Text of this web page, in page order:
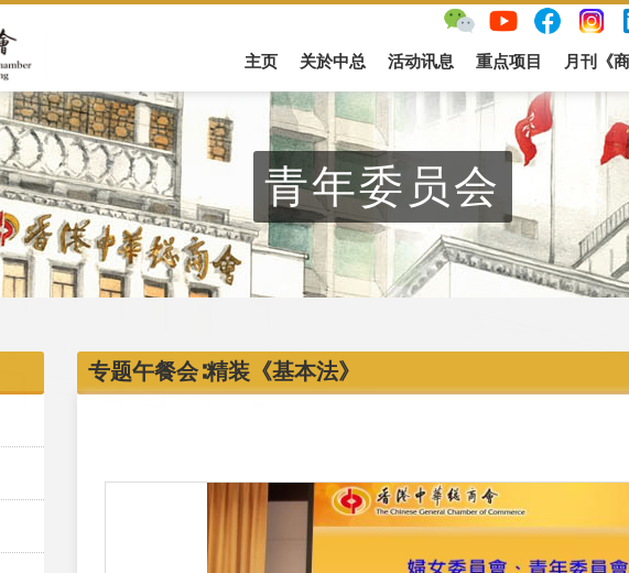
主页 关於中总 活动讯息 重点项目 月刊《
青年委员会
专题午餐会∶精装《基本法》